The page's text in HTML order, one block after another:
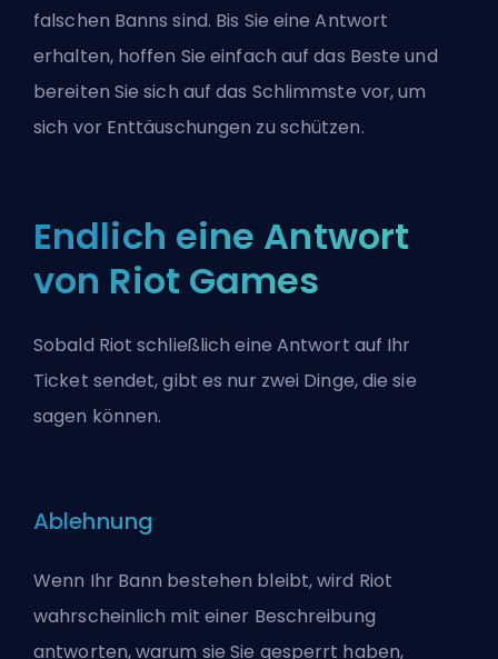
falschen Banns sind. Bis Sie eine Antwort
erhalten, hoffen Sie einfach auf das Beste und
bereiten Sie sich auf das Schlimmste vor, um
sich vor Enttäuschungen zu schützen.
Endlich eine Antwort
von Riot Games
Sobald Riot schließlich eine Antwort auf Ihr
Ticket sendet, gibt es nur zwei Dinge, die sie
sagen können.
Ablehnung
Wenn Ihr Bann bestehen bleibt, wird Riot
wahrscheinlich mit einer Beschreibung
antworten, warum sie Sie gesperrt haben,